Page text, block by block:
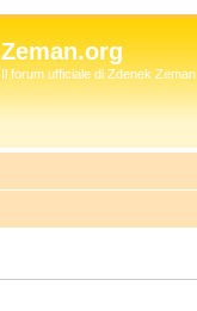
Zeman.org
Il forum ufficiale di Zdenek Zeman